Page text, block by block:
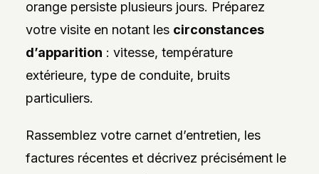
orange persiste plusieurs jours. Préparez
votre visite en notant les circonstances
d’apparition : vitesse, température
extérieure, type de conduite, bruits
particuliers.
Rassemblez votre carnet d’entretien, les
factures récentes et décrivez précisément le